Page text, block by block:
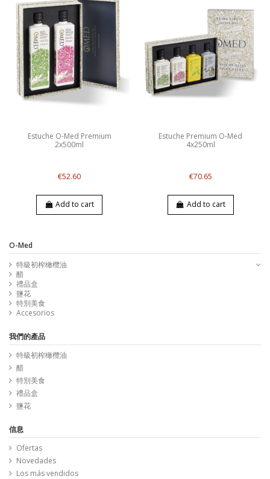
Estuche O-Med Premium
2x500ml
€52.60
Add to cart
Estuche Premium O-Med
4x250ml
€70.65
Add to cart
O-Med
特級初榨橄欖油
醋
禮品盒
鹽花
特別美食
Accesorios
我們的產品
特級初榨橄欖油
醋
特別美食
禮品盒
鹽花
信息
Ofertas
Novedades
Los más vendidos